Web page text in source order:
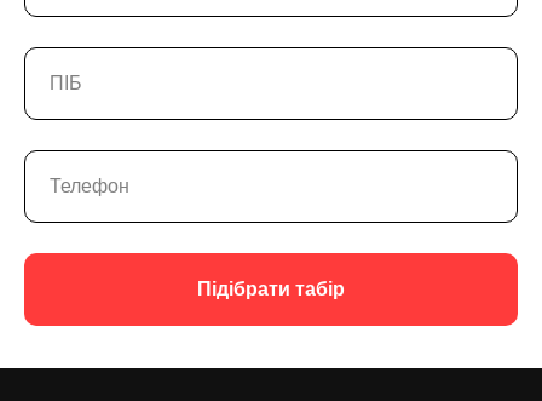
Підібрати табір